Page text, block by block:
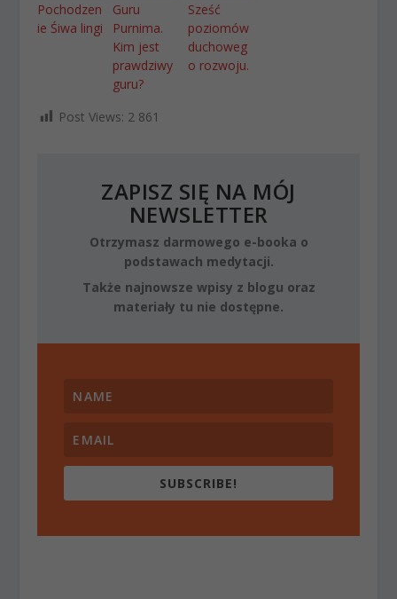
Pochodzen
ie Śiwa lingi
Guru
Purnima.
Kim jest
prawdziwy
guru?
Sześć
poziomów
duchoweg
o rozwoju.
Post Views: 2 861
ZAPISZ SIĘ NA MÓJ
NEWSLETTER
Otrzymasz darmowego e-booka o
podstawach medytacji.
Także najnowsze wpisy z blogu oraz
materiały tu nie dostępne.
SUBSCRIBE!